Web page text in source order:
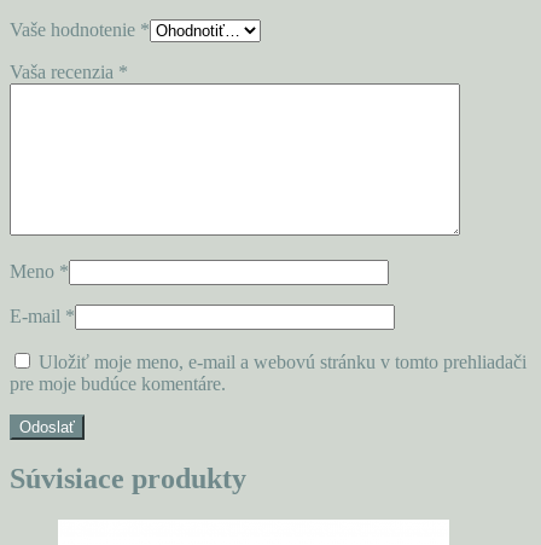
Vaše hodnotenie *
Vaša recenzia *
Meno *
E-mail *
Uložiť moje meno, e-mail a webovú stránku v tomto prehliadači
pre moje budúce komentáre.
Súvisiace produkty